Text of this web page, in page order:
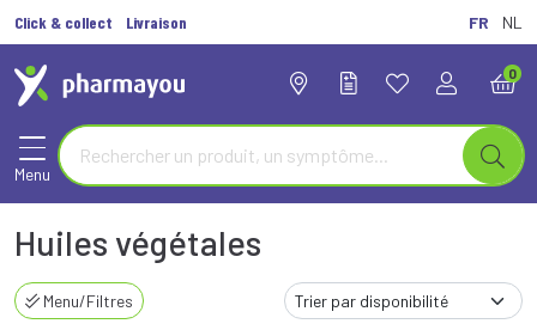
Click & collect Livraison FR NL
0
Menu
Huiles végétales
Menu/Filtres